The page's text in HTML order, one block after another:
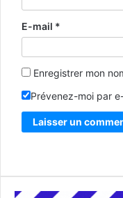
E-mail *
Enregistrer mon
Prévenez-moi par